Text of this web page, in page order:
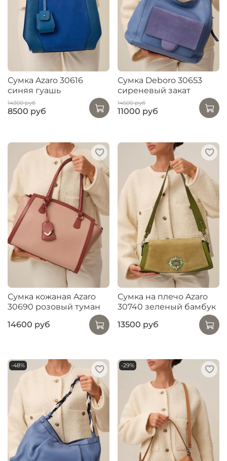
Сумка Azaro 30616
синяя гуашь
14300 руб
8500 руб
Сумка Deboro 30653
сиреневый закат
14500 руб
11000 руб
Сумка кожаная Azaro
30690 розовый туман
14600 руб
Сумка на плечо Azaro
30740 зеленый бамбук
13500 руб
-48% -29%